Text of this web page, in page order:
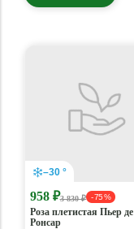
–30 °
958 ₽3 830 ₽ - 75 %
Роза плетистая Пьер де
Ронсар